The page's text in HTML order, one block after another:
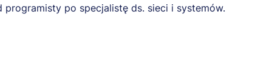
programisty po specjalistę ds. sieci i systemów.